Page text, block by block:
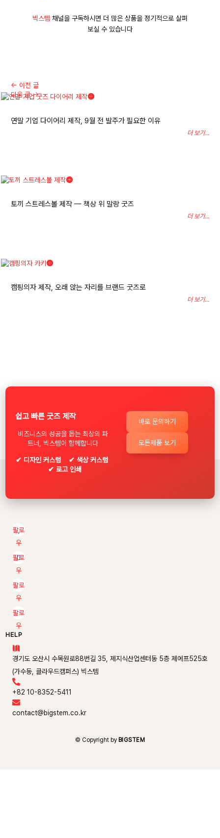
빅스템 채널을 구독하시면 더 많은 상품을 정기적으로 살펴
보실 수 있습니다
← 이전 글
다음 글→
연말 기업 다이어리 제작, 9월 전 발주가 필요한 이유
더 보기...
토끼 스트레스볼 제작 — 책상 위 말랑 굿즈
더 보기...
캠핑의자 제작, 오래 앉는 자리를 브랜드 굿즈로
더 보기...
쉽고 빠른 굿즈 제작
비즈니스의 성공을 돕는 최상의 파
트너, 빅스템이 함께합니다
✔ 디자인 커스텀 ✔ 색상 커스텀
✔ 로고 인쇄
바로 문의하기
모든제품 보기
팔로
우
팔로
우
팔로
우
팔로
우
HELP

경기도 오산시 수목원로88번길 35, 제지식산업센터동 5층 제에프525호
(가수동, 클라우드캠퍼스) 빅스템

+82 10-8352-5411

contact@bigstem.co.kr
© Copyright by BIGSTEM